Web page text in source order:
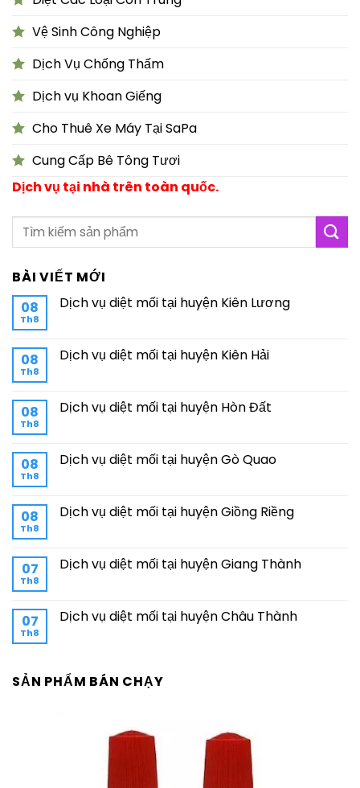
Vệ Sinh Công Nghiệp
Dịch Vụ Chống Thấm
Dịch vụ Khoan Giếng
Cho Thuê Xe Máy Tại SaPa
Cung Cấp Bê Tông Tươi
Dịch vụ tại nhà trên toàn quốc.
BÀI VIẾT MỚI
08
Th8
Dịch vụ diệt mối tại huyện Kiên Lương
08
Th8
Dịch vụ diệt mối tại huyện Kiên Hải
08
Th8
Dịch vụ diệt mối tại huyện Hòn Đất
08
Th8
Dịch vụ diệt mối tại huyện Gò Quao
08
Th8
Dịch vụ diệt mối tại huyện Giồng Riềng
07
Th8
Dịch vụ diệt mối tại huyện Giang Thành
07
Th8
Dịch vụ diệt mối tại huyện Châu Thành
SẢN PHẨM BÁN CHẠY